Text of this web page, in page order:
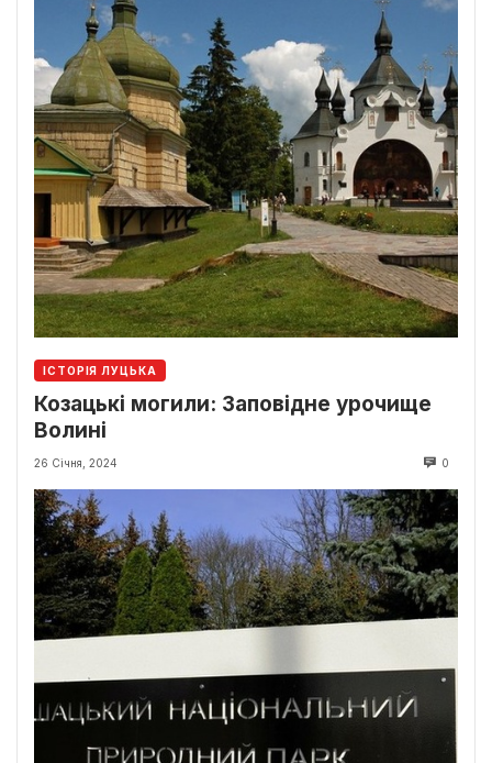
ІСТОРІЯ ЛУЦЬКА
Козацькі могили: Заповідне урочище
Волині
26 Січня, 2024 0